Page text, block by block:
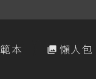
範本  懶人包